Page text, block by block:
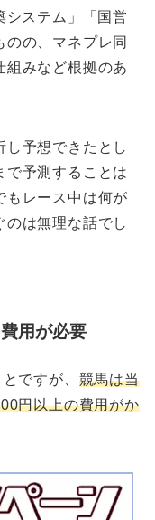
システム」「国営
の、マネプレ同
組みなど根拠のあ
し予想できたとし
で予測することは
もレース中は何が
のは無理な話でし
用が必要
ですが、 競馬は当
円以上の費用がか